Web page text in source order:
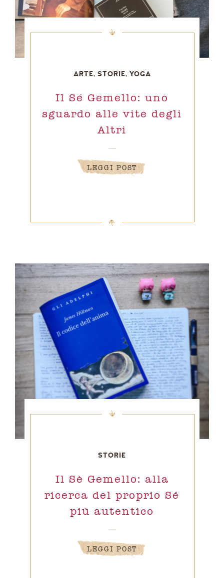
ARTE, STORIE, YOGA
Il Sé Gemello: uno
sguardo alle vite degli
Altri
LEGGI POST
STORIE
Il Sè Gemello: alla
ricerca del proprio Sé
più autentico
LEGGI POST